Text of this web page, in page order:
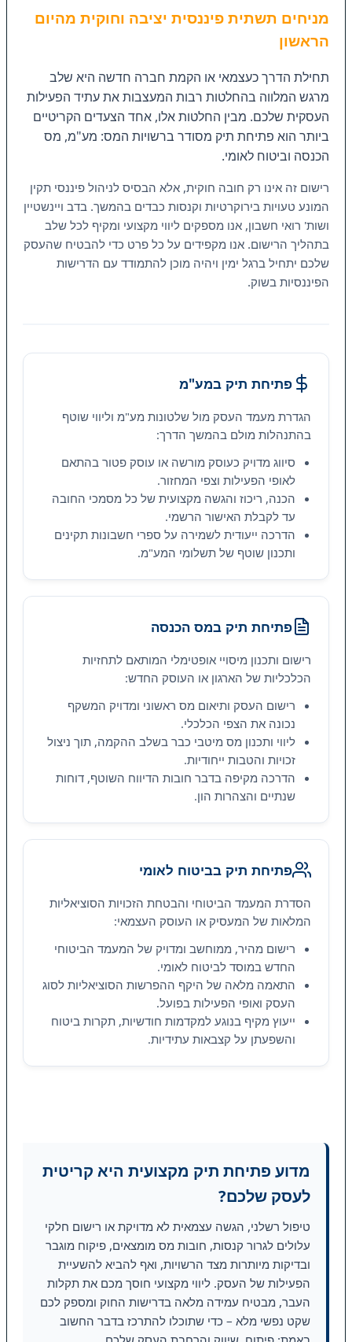
מניחים תשתית פיננסית יציבה וחוקית מהיום
הראשון
תחילת הדרך כעצמאי או הקמת חברה חדשה היא שלב
מרגש המלווה בהחלטות רבות המעצבות את עתיד הפעילות
העסקית שלכם. מבין החלטות אלו, אחד הצעדים הקריטיים
ביותר הוא פתיחת תיק מסודר ברשויות המס: מע"מ, מס
הכנסה וביטוח לאומי.
רישום זה אינו רק חובה חוקית, אלא הבסיס לניהול פיננסי תקין
המונע טעויות בירוקרטיות וקנסות כבדים בהמשך. בדב ויינשטיין
ושות' רואי חשבון, אנו מספקים ליווי מקצועי ומקיף לכל שלב
בתהליך הרישום. אנו מקפידים על כל פרט כדי להבטיח שהעסק
שלכם יתחיל ברגל ימין ויהיה מוכן להתמודד עם הדרישות
הפיננסיות בשוק.
פתיחת תיק במע"מ
הגדרת מעמד העסק מול שלטונות מע"מ וליווי שוטף
בהתנהלות מולם בהמשך הדרך:
סיווג מדויק כעוסק מורשה או עוסק פטור בהתאם
לאופי הפעילות וצפי המחזור.
הכנה, ריכוז והגשה מקצועית של כל מסמכי החובה
עד לקבלת האישור הרשמי.
הדרכה ייעודית לשמירה על ספרי חשבונות תקינים
ותכנון שוטף של תשלומי המע"מ.
פתיחת תיק במס הכנסה
רישום ותכנון מיסויי אופטימלי המותאם לתחזיות
הכלכליות של הארגון או העוסק החדש:
רישום העסק ותיאום מס ראשוני ומדויק המשקף
נכונה את הצפי הכלכלי.
ליווי ותכנון מס מיטבי כבר בשלב ההקמה, תוך ניצול
זכויות והטבות ייחודיות.
הדרכה מקיפה בדבר חובות הדיווח השוטף, דוחות
שנתיים והצהרות הון.
פתיחת תיק בביטוח לאומי
הסדרת המעמד הביטוחי והבטחת הזכויות הסוציאליות
המלאות של המעסיק או העוסק העצמאי:
רישום מהיר, ממוחשב ומדויק של המעמד הביטוחי
החדש במוסד לביטוח לאומי.
התאמה מלאה של היקף ההפרשות הסוציאליות לסוג
העסק ואופי הפעילות בפועל.
ייעוץ מקיף בנוגע למקדמות חודשיות, תקרות ביטוח
והשפעתן על קצבאות עתידיות.
מדוע פתיחת תיק מקצועית היא קריטית
לעסק שלכם?
טיפול רשלני, הגשה עצמאית לא מדויקת או רישום חלקי
עלולים לגרור קנסות, חובות מס מומצאים, פיקוח מוגבר
ובדיקות מיותרות מצד הרשויות, ואף להביא להשעיית
הפעילות של העסק. ליווי מקצועי חוסך מכם את תקלות
העבר, מבטיח עמידה מלאה בדרישות החוק ומספק לכם
שקט נפשי מלא – כדי שתוכלו להתרכז בדבר החשוב